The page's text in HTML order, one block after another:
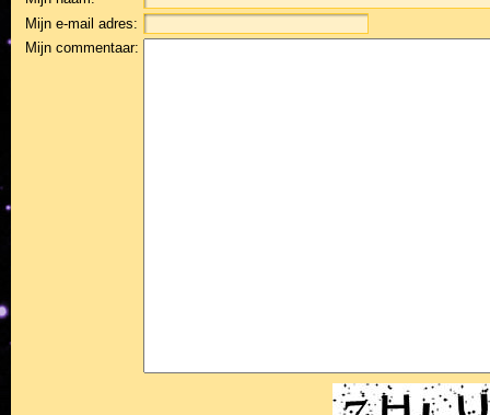
Mijn e-mail adres:
Mijn commentaar: